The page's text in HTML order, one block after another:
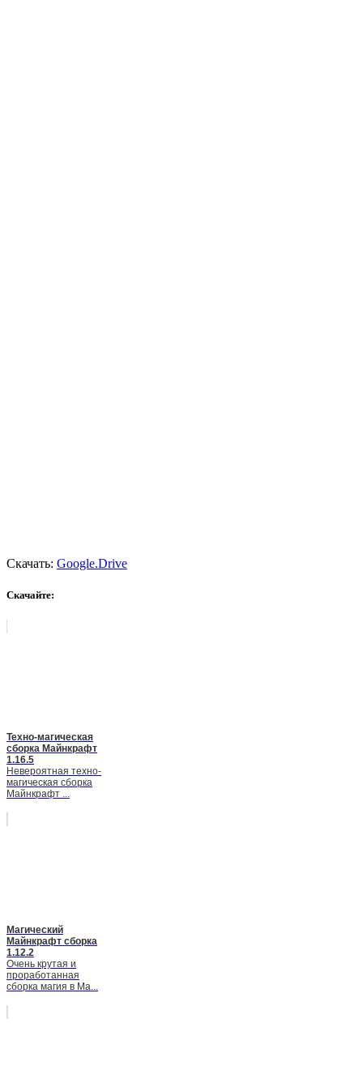
Скачать: Google.Drive
Скачайте:
Техно-магическая
сборка Майнкрафт
1.16.5
Невероятная техно-
магическая сборка
Майнкрафт ...
Магический
Майнкрафт сборка
1.12.2
Очень крутая и
проработанная
сборка магия в Ма...